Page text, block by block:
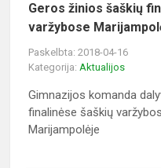
Geros žinios šaškių
varžybose
Paskelbta: 2018-04-16
Kategorija:Aktualijos
Gimnazijos komanda
finalinėse šaškių
Marijampolėje